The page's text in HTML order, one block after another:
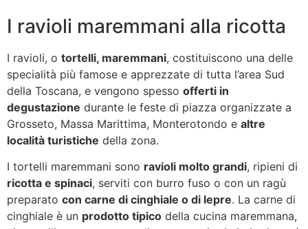
I ravioli maremmani alla ricotta
I ravioli, o tortelli, maremmani, costituiscono una delle
specialità più famose e apprezzate di tutta l’area Sud
della Toscana, e vengono spesso offerti in
degustazione durante le feste di piazza organizzate a
Grosseto, Massa Marittima, Monterotondo e altre
località turistiche della zona.
I tortelli maremmani sono ravioli molto grandi, ripieni di
ricotta e spinaci, serviti con burro fuso o con un ragù
preparato con carne di cinghiale o di lepre. La carne di
cinghiale è un prodotto tipico della cucina maremmana,